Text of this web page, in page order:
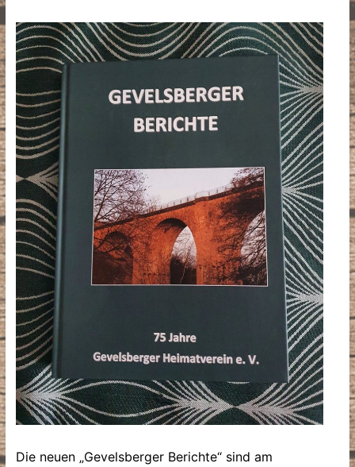
Die neuen „Gevelsberger Berichte“ sind am